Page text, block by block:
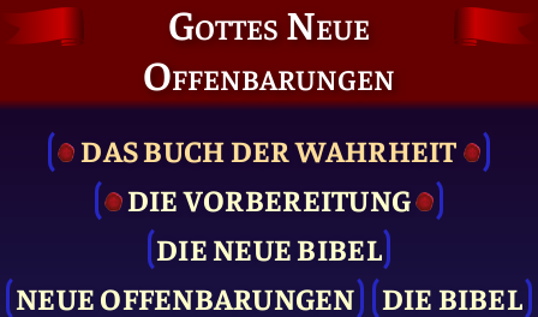
Gottes Neue
Offenbarungen
DAS BUCH DER WAHRHEIT
DIE VOR­BEREITUNG
DIE NEUE BIBEL
NEUE OFFENBARUNGEN
DIE BIBEL